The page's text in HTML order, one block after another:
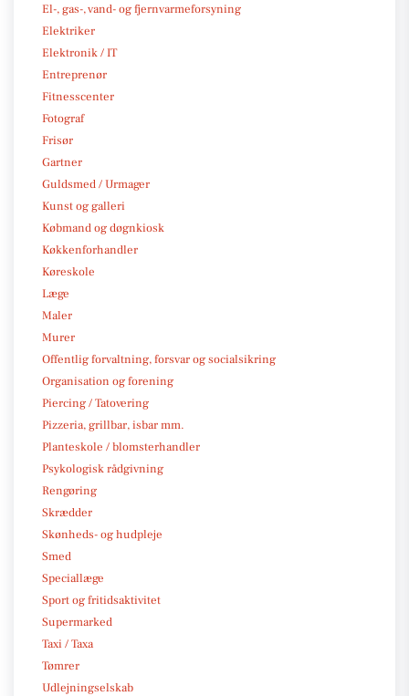
El-, gas-, vand- og fjernvarmeforsyning
Elektriker
Elektronik / IT
Entreprenør
Fitnesscenter
Fotograf
Frisør
Gartner
Guldsmed / Urmager
Kunst og galleri
Købmand og døgnkiosk
Køkkenforhandler
Køreskole
Læge
Maler
Murer
Offentlig forvaltning, forsvar og socialsikring
Organisation og forening
Piercing / Tatovering
Pizzeria, grillbar, isbar mm.
Planteskole / blomsterhandler
Psykologisk rådgivning
Rengøring
Skrædder
Skønheds- og hudpleje
Smed
Speciallæge
Sport og fritidsaktivitet
Supermarked
Taxi / Taxa
Tømrer
Udlejningselskab